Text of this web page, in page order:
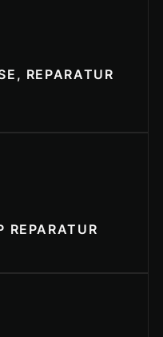
REPARATUR
REPARATUR